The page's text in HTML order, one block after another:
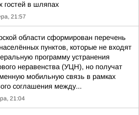
гостей в шляпах
21:57
области сформирован перечень
пунктов, которые не входят
программу устранения
неравенства (УЦН), но получат
мобильную связь в рамках
соглашения между...
21:04